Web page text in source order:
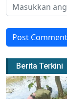
Post Comment
Berita Terkini